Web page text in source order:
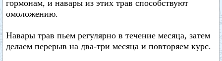
гормонам, и навары из этих трав способствуют
омоложению.
Навары трав пьем регулярно в течение месяца, затем
делаем перерыв на два-три месяца и повторяем курс.